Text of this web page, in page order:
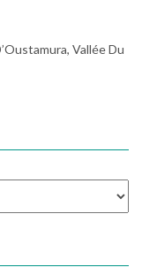
Vallée Du